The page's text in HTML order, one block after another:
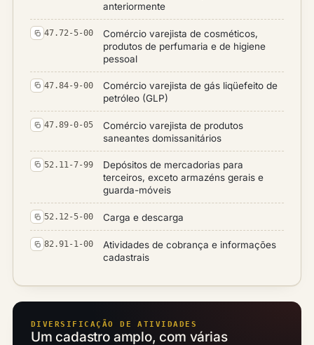
anteriormente
47.72-5-00
Comércio varejista de cosméticos,
produtos de perfumaria e de higiene
pessoal
47.84-9-00
Comércio varejista de gás liqüefeito de
petróleo (GLP)
47.89-0-05
Comércio varejista de produtos
saneantes domissanitários
52.11-7-99
Depósitos de mercadorias para
terceiros, exceto armazéns gerais e
guarda-móveis
52.12-5-00 Carga e descarga
82.91-1-00
Atividades de cobrança e informações
cadastrais
DIVERSIFICAÇÃO DE ATIVIDADES
Um cadastro amplo, com várias